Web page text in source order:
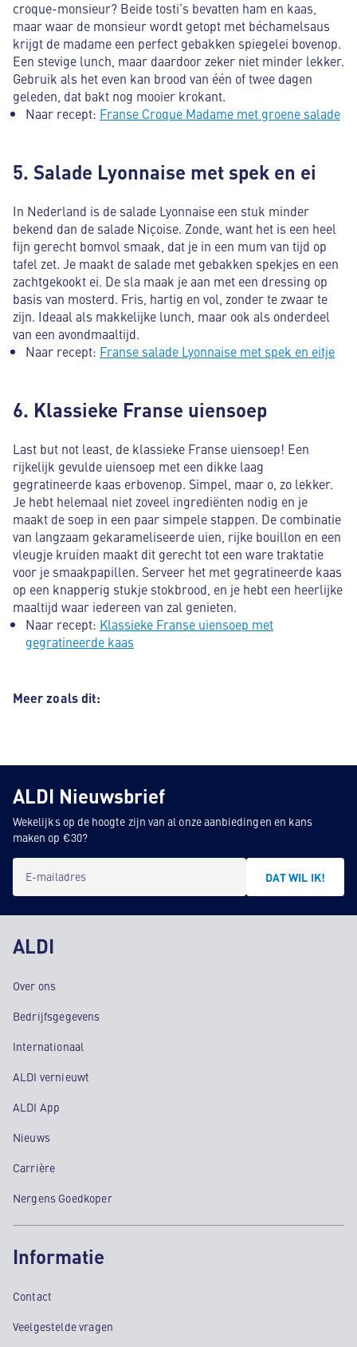
croque-monsieur? Beide tosti’s bevatten ham en kaas,
maar waar de monsieur wordt getopt met béchamelsaus
krijgt de madame een perfect gebakken spiegelei bovenop.
Een stevige lunch, maar daardoor zeker niet minder lekker.
Gebruik als het even kan brood van één of twee dagen
geleden, dat bakt nog mooier krokant.
Naar recept: Franse Croque Madame met groene salade
5. Salade Lyonnaise met spek en ei
In Nederland is de salade Lyonnaise een stuk minder
bekend dan de salade Niçoise. Zonde, want het is een heel
fijn gerecht bomvol smaak, dat je in een mum van tijd op
tafel zet. Je maakt de salade met gebakken spekjes en een
zachtgekookt ei. De sla maak je aan met een dressing op
basis van mosterd. Fris, hartig en vol, zonder te zwaar te
zijn. Ideaal als makkelijke lunch, maar ook als onderdeel
van een avondmaaltijd.
Naar recept: Franse salade Lyonnaise met spek en eitje
6. Klassieke Franse uiensoep
Last but not least, de klassieke Franse uiensoep! Een
rijkelijk gevulde uiensoep met een dikke laag
gegratineerde kaas erbovenop. Simpel, maar o, zo lekker.
Je hebt helemaal niet zoveel ingrediënten nodig en je
maakt de soep in een paar simpele stappen. De combinatie
van langzaam gekarameliseerde uien, rijke bouillon en een
vleugje kruiden maakt dit gerecht tot een ware traktatie
voor je smaakpapillen. Serveer het met gegratineerde kaas
op een knapperig stukje stokbrood, en je hebt een heerlijke
maaltijd waar iedereen van zal genieten.
Naar recept: Klassieke Franse uiensoep met
gegratineerde kaas
Meer zoals dit:
ALDI Nieuwsbrief
Wekelijks op de hoogte zijn van al onze aanbiedingen en kans
maken op €30?
E-mailadres DAT WIL IK!
ALDI
Over ons
Bedrijfsgegevens
Internationaal
ALDI vernieuwt
ALDI App
Nieuws
Carrière
Nergens Goedkoper
Informatie
Contact
Veelgestelde vragen